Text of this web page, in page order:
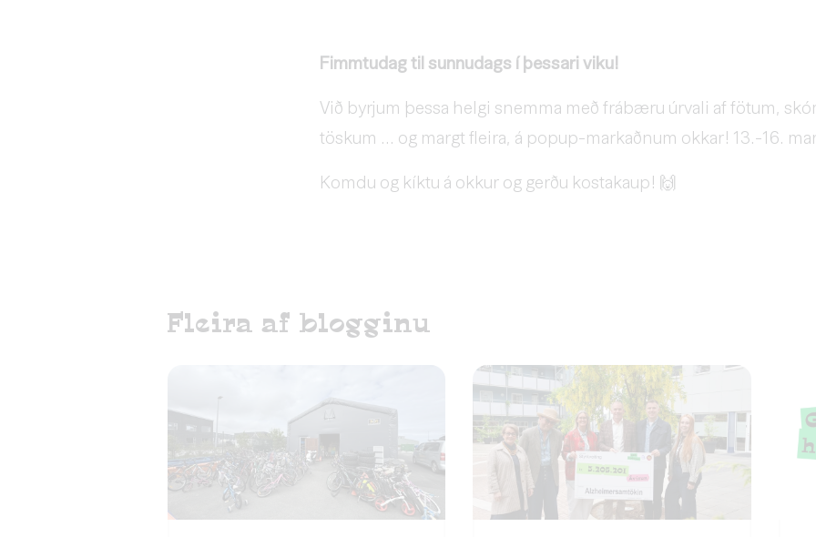
Fimmtudag til sunnudags í þessari viku!
Við byrjum þessa helgi snemma með frábæru úrvali af fötum,
töskum ... og margt fleira, á popup-markaðnum okkar! 13.-16.
Komdu og kíktu á okkur og gerðu kostakaup! 🙌
Fleira af blogginu